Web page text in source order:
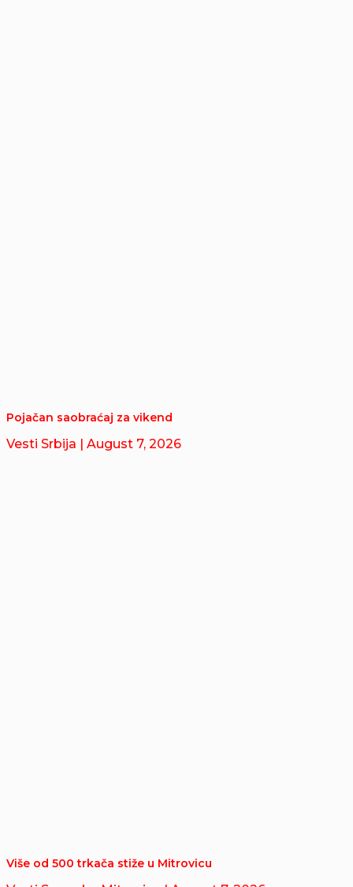
Pojačan saobraćaj za vikend
Vesti Srbija | August 7, 2026
Više od 500 trkača stiže u Mitrovicu